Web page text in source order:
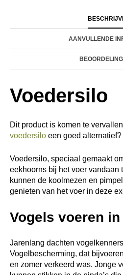
AANVULLENDE
Voedersilo
Dit product is komen te
voedersilo een goed alternatief?
Voedersilo, speciaal gemaakt
eekhoorns bij het voer vandaan
kunnen de koolmezen en
genieten van het voer in deze
Vogels voeren
Jarenlang dachten
Vogelbescherming, dat
en zomer verkeerd was. Jonge